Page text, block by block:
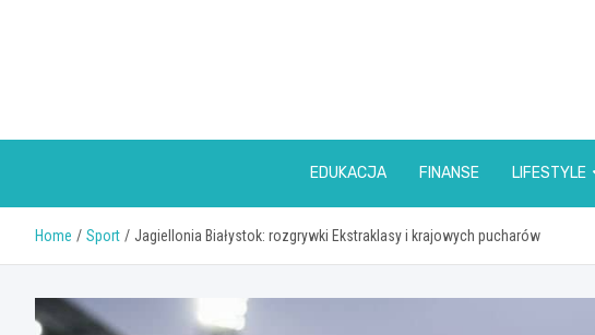
EDUKACJA FINANSE LIFESTYLE
Home Sport Jagiellonia Białystok: rozgrywki Ekstraklasy i krajowych pucharów